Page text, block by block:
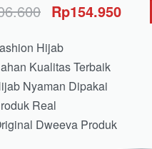
Rp154.950
Hijab
Kualitas Terbaik
Nyaman Dipakai
Real
Dweeva Produk